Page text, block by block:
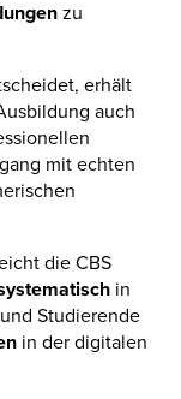
zu
erhält
auch
mit echten
die CBS
in
und Studierende
in der digitalen